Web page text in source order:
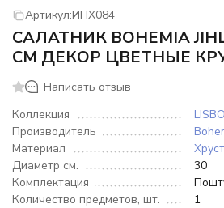
Артикул:ИПХ084
САЛАТНИК BOHEMIA
СМ ДЕКОР ЦВЕТНЫЕ
Написать отзыв
Коллекция
Производитель
Материал
Диаметр см.
30
Комплектация
Количество предметов, шт.
1